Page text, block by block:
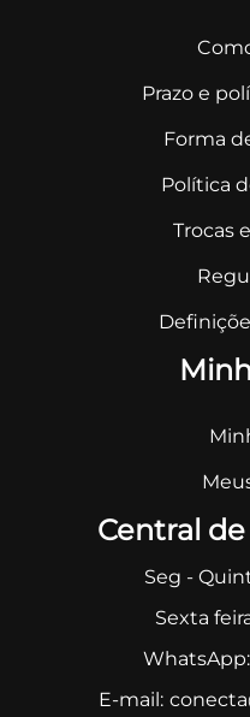
Prazo e
Forma
Política
Trocas
Central
Seg -
Sexta
WhatsApp:
E-mail: